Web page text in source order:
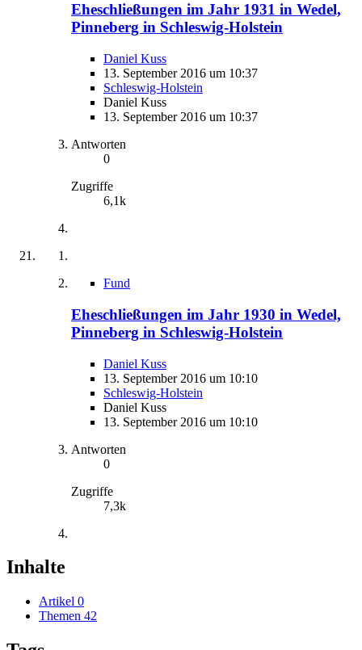
Eheschließungen im Jahr 1931 in Wedel,
Pinneberg in Schleswig-Holstein
Daniel Kuss
13. September 2016 um 10:37
Schleswig-Holstein
Daniel Kuss
13. September 2016 um 10:37
Antworten
0
Zugriffe
6,1k
Fund
Eheschließungen im Jahr 1930 in Wedel,
Pinneberg in Schleswig-Holstein
Daniel Kuss
13. September 2016 um 10:10
Schleswig-Holstein
Daniel Kuss
13. September 2016 um 10:10
Antworten
0
Zugriffe
7,3k
Inhalte
Artikel 0
Themen 42